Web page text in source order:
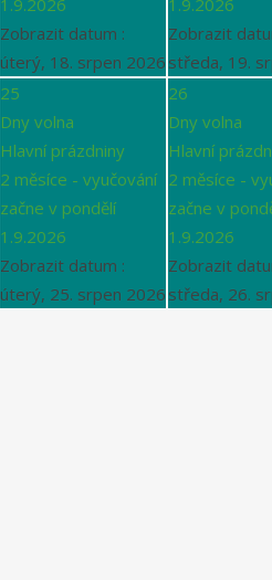
1.9.2026
Zobrazit datum :
úterý, 18. srpen 2026
1.9.2026
Zobrazit
středa, 19.
25
Dny volna
Hlavní prázdniny
2 měsíce - vyučování
začne v pondělí
1.9.2026
Zobrazit datum :
úterý, 25. srpen 2026
26
Dny volna
Hlavní
2 měsíce -
začne v
1.9.2026
Zobrazit
středa, 26.